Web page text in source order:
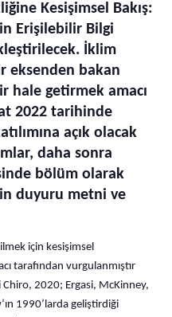
Kesişimsel Bakış:
Erişilebilir Bilgi
İklim
eksenden bakan
hale getirmek amacı
2022 tarihinde
açık olacak
daha sonra
bölüm olarak
duyuru metni ve
için kesişimsel
tarafından vurgulanmıştır
2020; Ergasi, McKinney,
1990’larda geliştirdiği